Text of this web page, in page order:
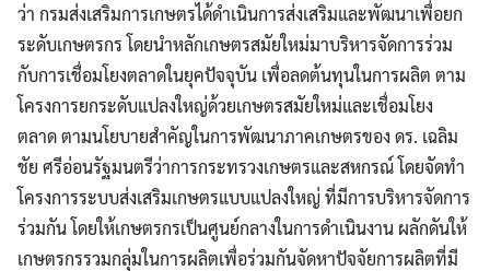
ว่า กรมส่งเสริมการเกษตรได้ดำเนินการส่งเสริมและพัฒนาเพื่อยก
ระดับเกษตรกร โดยนำหลักเกษตรสมัยใหม่มาบริหารจัดการร่วม
กับการเชื่อมโยงตลาดในยุคปัจจุบัน เพื่อลดต้นทุนในการผลิต ตาม
โครงการยกระดับแปลงใหญ่ด้วยเกษตรสมัยใหม่และเชื่อมโยง
ตลาด ตามนโยบายสำคัญในการพัฒนาภาคเกษตรของ ดร. เฉลิม
ชัย ศรีอ่อนรัฐมนตรีว่าการกระทรวงเกษตรและสหกรณ์ โดยจัดทำ
โครงการระบบส่งเสริมเกษตรแบบแปลงใหญ่ ที่มีการบริหารจัดการ
ร่วมกัน โดยให้เกษตรกรเป็นศูนย์กลางในการดำเนินงาน ผลักดันให้
เกษตรกรรวมกลุ่มในการผลิตเพื่อร่วมกันจัดหาปัจจัยการผลิตที่มี